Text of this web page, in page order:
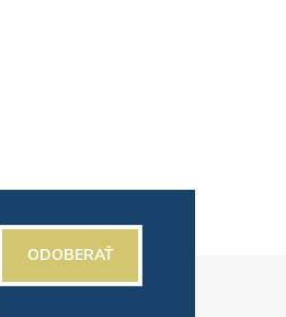
ODOBERAŤ